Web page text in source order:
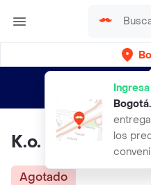
Bogotá.
los
envíos gratis
K.o.
Agotado